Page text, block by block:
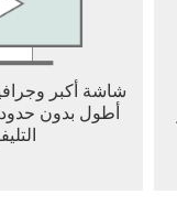
شاشة أكبر
أطول بدون حدود